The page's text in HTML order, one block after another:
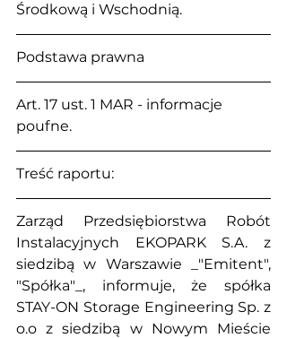
Środkową i Wschodnią.
Podstawa prawna
Art. 17 ust. 1 MAR - informacje
poufne.
Treść raportu:
Zarząd Przedsiębiorstwa Robót
Instalacyjnych EKOPARK S.A. z
siedzibą w Warszawie _"Emitent",
"Spółka"_, informuje, że spółka
STAY-ON Storage Engineering Sp. z
o.o z siedzibą w Nowym Mieście